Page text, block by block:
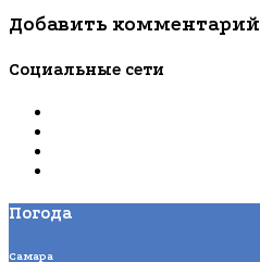
Добавить комментарий
Социальные сети
Погода
Самара